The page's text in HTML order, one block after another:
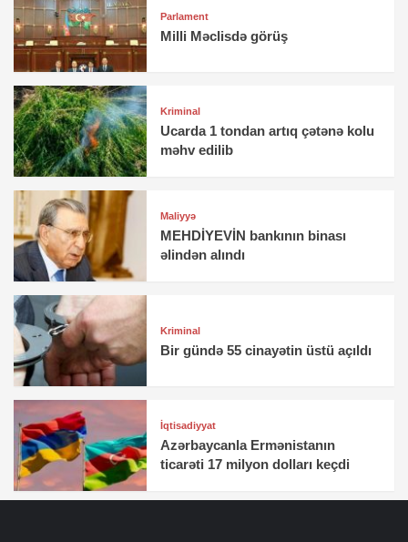
Parlament
Milli Məclisdə görüş
Kriminal
Ucarda 1 tondan artıq çətənə kolu
məhv edilib
Maliyyə
MEHDİYEVİN bankının binası
əlindən alındı
Kriminal
Bir gündə 55 cinayətin üstü açıldı
İqtisadiyyat
Azərbaycanla Ermənistanın
ticarəti 17 milyon dolları keçdi